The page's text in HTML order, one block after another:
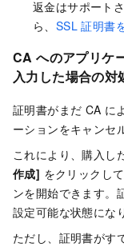
返金はサポート
ら、 SSL 証明書
CA へのアプリケ
入力した場合の対
証明書がまだ CA に
ーションをキャンセ
これにより、購入し
作成] をクリックし
ンを開始できます。
設定可能な状態にな
ただし、証明書がす